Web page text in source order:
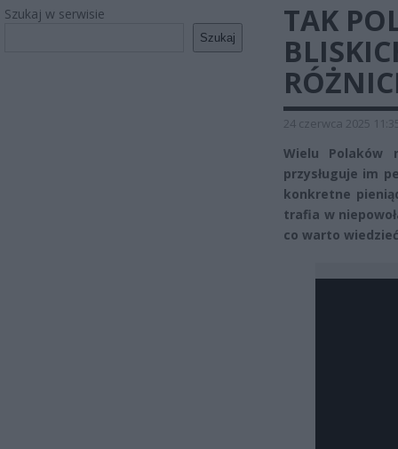
Szukaj w serwisie
Szukaj
TAK
24 czerwca 2025
Wielu Polaków
przysługuje im
konkretne
trafia w
co warto